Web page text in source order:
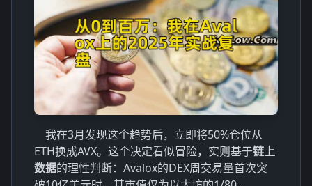
我在3月发现这个趋势后，立即将50%仓位从
ETH换成AVX。这个决定看似冒险，实则基于链上
数据的理性判断：Avalox的DEX周交易量首次突